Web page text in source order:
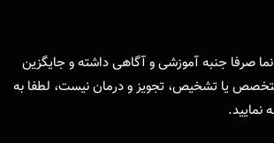
صرفا جنبه آموزشی و آگاهی داشته و جایگزین
یا تشخیص، تجویز و درمان نیست، لطفا به
نمایید.